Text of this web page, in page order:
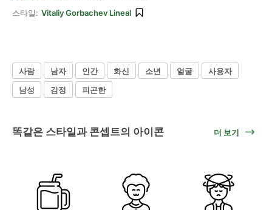
스타일: Vitaliy Gorbachev Lineal
사람 남자 인간 화신 소년 얼굴
사용자
남성
감정 피곤한
똑같은 스타일과 콘셉트의 아이콘 더 보기